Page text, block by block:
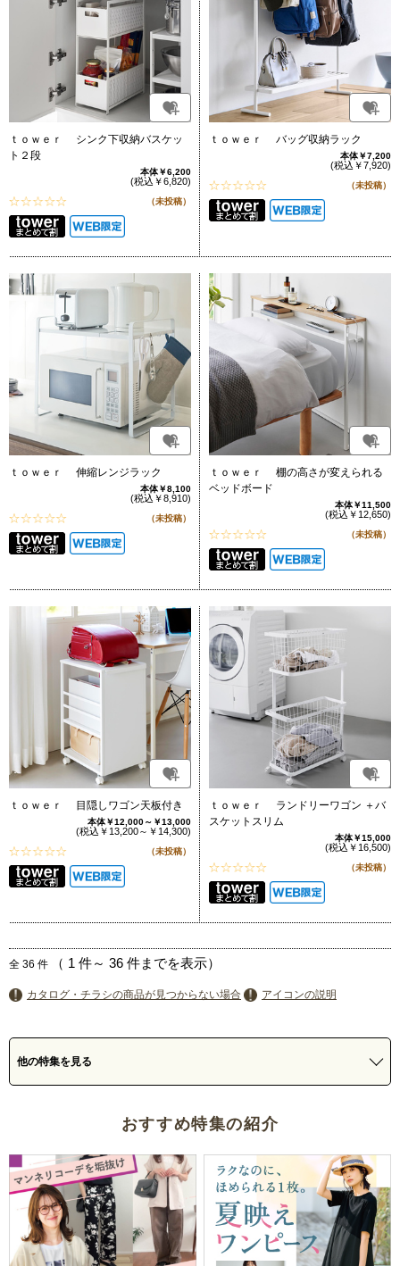
ｔｏｗｅｒ シンク下収納バスケッ
ト２段
本体￥6,200
(税込￥6,820)
（未投稿）
ｔｏｗｅｒ バッグ収納ラック
本体￥7,200
(税込￥7,920)
（未投稿）
ｔｏｗｅｒ 伸縮レンジラック
本体￥8,100
(税込￥8,910)
（未投稿）
ｔｏｗｅｒ 棚の高さが変えられる
ベッドボード
本体￥11,500
(税込￥12,650)
（未投稿）
ｔｏｗｅｒ 目隠しワゴン天板付き
本体￥12,000～￥13,000
(税込￥13,200～￥14,300)
（未投稿）
ｔｏｗｅｒ ランドリーワゴン ＋バ
スケットスリム
本体￥15,000
(税込￥16,500)
（未投稿）
全 36 件 （ 1 件～ 36 件までを表示）
カタログ・チラシの商品が見つからない場合 アイコンの説明
他の特集を見る
おすすめ特集の紹介